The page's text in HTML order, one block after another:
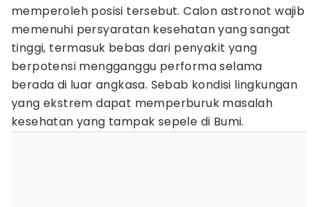
memperoleh posisi tersebut. Calon astronot wajib
memenuhi persyaratan kesehatan yang sangat
tinggi, termasuk bebas dari penyakit yang
berpotensi mengganggu performa selama
berada di luar angkasa. Sebab kondisi lingkungan
yang ekstrem dapat memperburuk masalah
kesehatan yang tampak sepele di Bumi.